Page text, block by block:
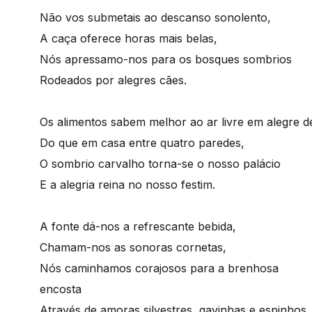
Não vos submetais ao descanso sonolento,
A caça oferece horas mais belas,
Nós apressamo-nos para os bosques sombrios
Rodeados por alegres cães.
Os alimentos sabem melhor ao ar livre em alegre
Do que em casa entre quatro paredes,
O sombrio carvalho torna-se o nosso palácio
E a alegria reina no nosso festim.
A fonte dá-nos a refrescante bebida,
Chamam-nos as sonoras cornetas,
Nós caminhamos corajosos para a brenhosa
encosta